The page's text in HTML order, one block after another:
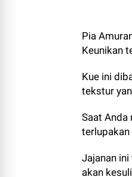
Pia
Keunikan
Kue ini
tekstur
Saat Anda
terlupakan
Jajanan
akan